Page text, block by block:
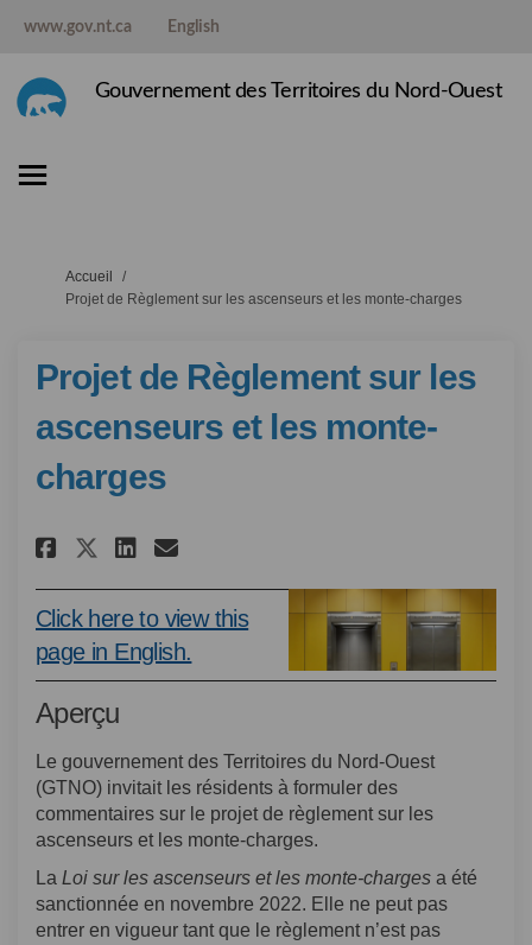
www.gov.nt.ca English
Gouvernement des Territoires du Nord-Ouest
Vous êtes ici:
Accueil
Projet de Règlement sur les ascenseurs et les monte-charges
Projet de Règlement sur les
ascenseurs et les monte-
charges
Partager Projet de Règlement
Partager Projet de
Partager Projet de
Courriel Projet de
Click here to view this
page in English.
Aperçu
Le gouvernement des Territoires du Nord-Ouest
(GTNO) invitait les résidents à formuler des
commentaires sur le projet de règlement sur les
ascenseurs et les monte-charges.
La Loi sur les ascenseurs et les monte-charges a été
sanctionnée en novembre 2022. Elle ne peut pas
entrer en vigueur tant que le règlement n’est pas